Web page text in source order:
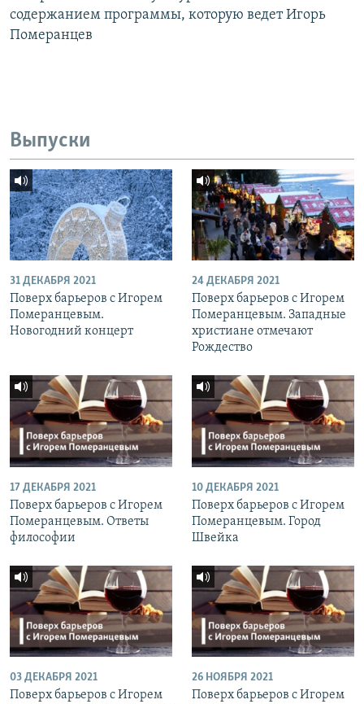
содержанием программы, которую ведет Игорь
Померанцев
Выпуски
31 ДЕКАБРЯ 2021
Поверх барьеров с Игорем
Померанцевым.
Новогодний концерт
24 ДЕКАБРЯ 2021
Поверх барьеров с Игорем
Померанцевым. Западные
христиане отмечают
Рождество
17 ДЕКАБРЯ 2021
Поверх барьеров с Игорем
Померанцевым. Ответы
философии
10 ДЕКАБРЯ 2021
Поверх барьеров с Игорем
Померанцевым. Город
Швейка
03 ДЕКАБРЯ 2021
Поверх барьеров с Игорем
26 НОЯБРЯ 2021
Поверх барьеров с Игорем